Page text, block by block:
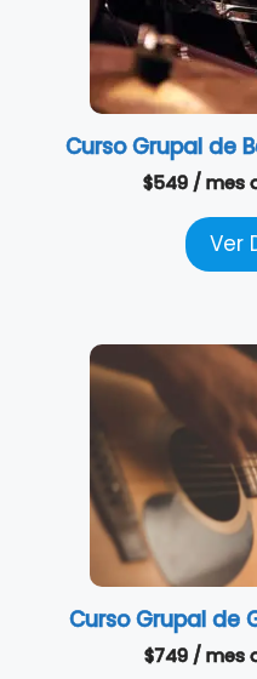
Curso Grupal de
$549 / mes
Ver
Curso Grupal de
$749/ mes